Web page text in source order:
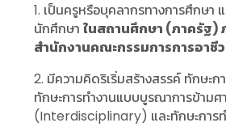
1. เป็นครูหรือบุคลากรทางการศึกษา
นักศึกษาในสถานศึกษา (ภาครัฐ)
สำนักงานคณะกรรมการการอาชี
2. มีความคิดริเริ่มสร้างสรรค์ ทักษะก
ทักษะการทำงานแบบบูรณาการข้ามศ
(Interdisciplinary) และทักษะการ